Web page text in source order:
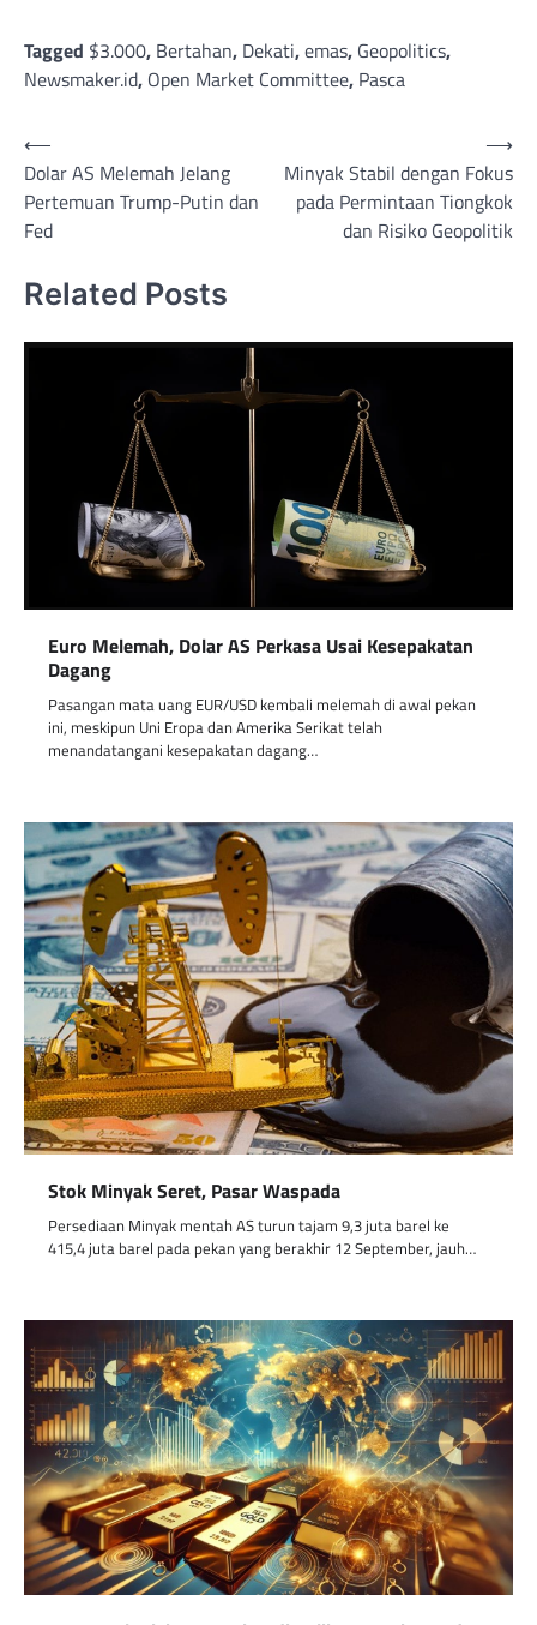
Tagged $3.000, Bertahan, Dekati,emas, Geopolitics,
Newsmaker.id, Open Market Committee, Pasca
Post
navigation
⟵
Dolar AS Melemah Jelang
Pertemuan Trump-Putin dan
Fed
Minyak Stabil dengan Fokus
pada Permintaan Tiongkok
dan Risiko Geopolitik
⟶
Related Posts
Euro Melemah, Dolar AS Perkasa Usai Kesepakatan
Dagang
Pasangan mata uang EUR/USD kembali melemah di awal pekan
ini, meskipun Uni Eropa dan Amerika Serikat telah
menandatangani kesepakatan dagang…
Stok Minyak Seret, Pasar Waspada
Persediaan Minyak mentah AS turun tajam 9,3 juta barel ke
415,4 juta barel pada pekan yang berakhir 12 September, jauh…